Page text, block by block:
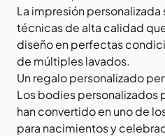
La impresión personalizada
técnicas de alta calidad
diseño en perfectas
de múltiples lavados.
Un regalo personalizado
Los bodies personalizados
han convertido en uno de
para nacimientos y